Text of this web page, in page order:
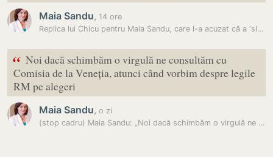
Maia Sandu, 14 ore
Replica lui Chicu pentru Maia Sandu, care l-a acuzat că a ‘slujit…
“ Noi dacă schimbăm o virgulă ne consultăm cu
Comisia de la Veneția, atunci când vorbim despre legile
RM pe alegeri
Maia Sandu, o zi
(stop cadru) Maia Sandu: „Noi dacă schimbăm o virgulă ne consultăm cu…